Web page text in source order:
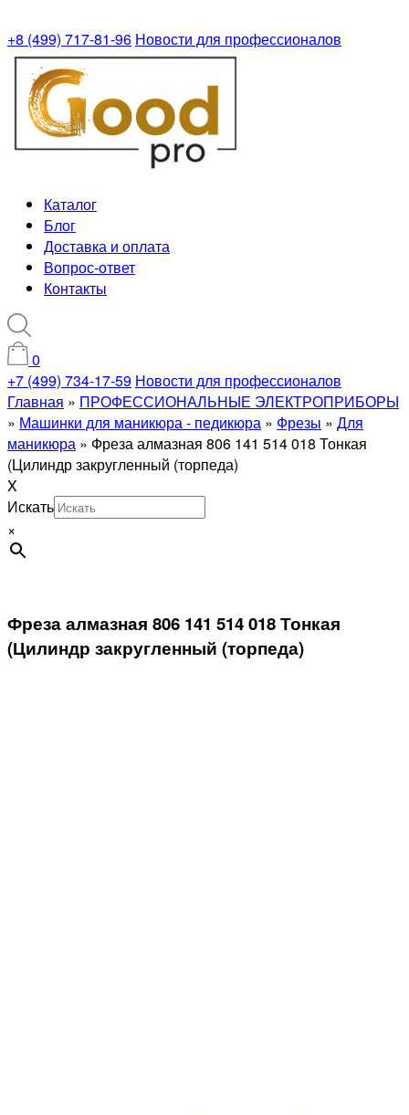
+8 (499) 717-81-96 Новости для профессионалов
Каталог
Блог
Доставка и оплата
Вопрос-ответ
Контакты
0
+7 (499) 734-17-59 Новости для профессионалов
Главная » ПРОФЕССИОНАЛЬНЫЕ ЭЛЕКТРОПРИБОРЫ
» Машинки для маникюра - педикюра » Фрезы » Для
маникюра » Фреза алмазная 806 141 514 018 Тонкая
(Цилиндр закругленный (торпеда)
X
Искать
×
Фреза алмазная 806 141 514 018 Тонкая
(Цилиндр закругленный (торпеда)